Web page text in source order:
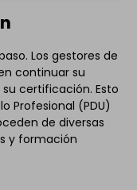
Los gestores de
continuar su
certificación. Esto
Profesional (PDU)
de diversas
y formación